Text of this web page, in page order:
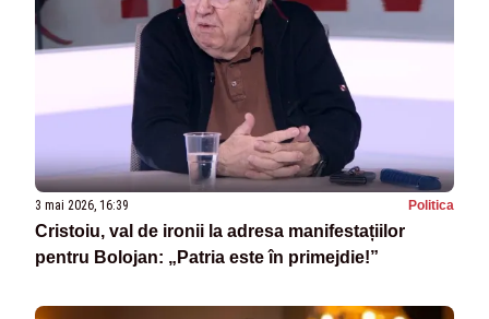
3 mai 2026, 16:39 Politica
Cristoiu, val de ironii la adresa manifestațiilor
pentru Bolojan: „Patria este în primejdie!”